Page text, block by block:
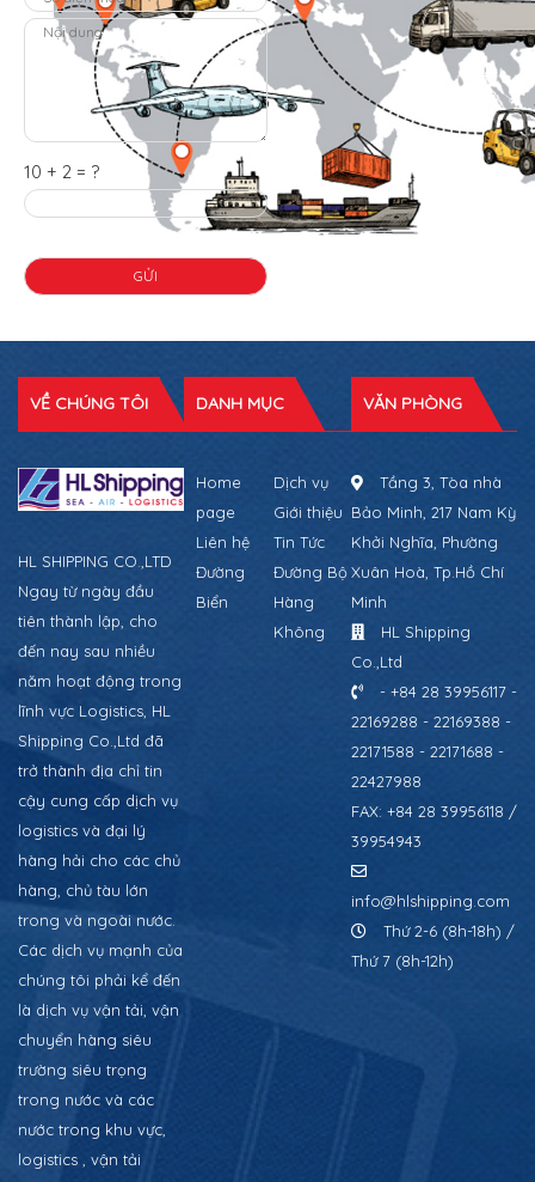
10 + 2 = ?
VỀ CHÚNG TÔI
HL SHIPPING CO.,LTD
Ngay từ ngày đầu
tiên thành lập, cho
đến nay sau nhiều
năm hoạt động trong
lĩnh vực Logistics, HL
Shipping Co.,Ltd đã
trở thành địa chỉ tin
cậy cung cấp dịch vụ
logistics và đại lý
hàng hải cho các chủ
hàng, chủ tàu lớn
trong và ngoài nước.
Các dịch vụ mạnh của
chúng tôi phải kể đến
là dịch vụ vận tải, vận
chuyển hàng siêu
trường siêu trọng
trong nước và các
nước trong khu vực,
logistics , vận tải
DANH MỤC
Home
page
Dịch vụ
Giới thiệu
Liên hệ
Tin Tức
Đường
Biển
Đường Bộ
Hàng
Không
VĂN PHÒNG
Tầng 3, Tòa nhà
Bảo Minh, 217 Nam Kỳ
Khởi Nghĩa, Phường
Xuân Hoà, Tp.Hồ Chí
Minh
HL Shipping
Co.,Ltd
- +84 28 39956117 -
22169288 - 22169388 -
22171588 - 22171688 -
22427988
FAX: +84 28 39956118 /
39954943
info@hlshipping.com
Thứ 2-6 (8h-18h) /
Thứ 7 (8h-12h)